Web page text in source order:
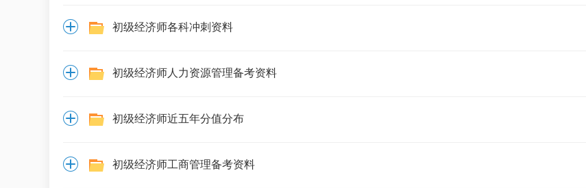
初级经济师各科冲刺资料
初级经济师人力资源管理备考资料
初级经济师近五年分值分布
初级经济师工商管理备考资料